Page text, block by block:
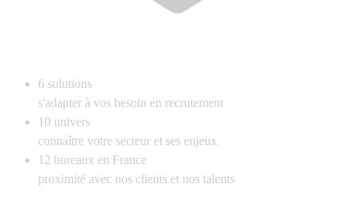
6 solutions
s'adapter à vos besoin en recrutement
10 univers
connaître votre secteur et ses enjeux
12 bureaux en France
proximité avec nos clients et nos talents